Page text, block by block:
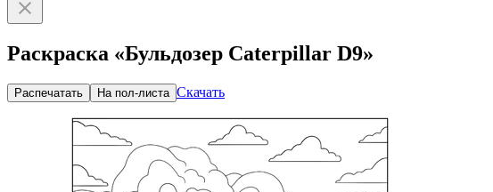
Раскраска «Бульдозер Caterpillar D9»
Распечатать На пол-листа Скачать